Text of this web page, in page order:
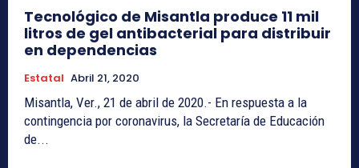
Tecnológico de Misantla produce 11 mil
litros de gel antibacterial para distribuir
en dependencias
Estatal Abril 21, 2020
Misantla, Ver., 21 de abril de 2020.- En respuesta a la
contingencia por coronavirus, la Secretaría de Educación
de...